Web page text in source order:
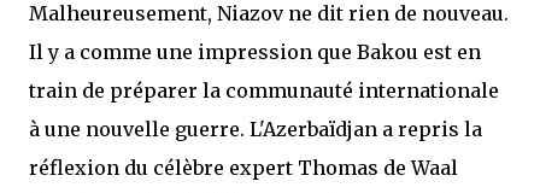
Malheureusement, Niazov ne dit rien de nouveau.
Il y a comme une impression que Bakou est en
train de préparer la communauté internationale
à une nouvelle guerre. L'Azerbaïdjan a repris la
réflexion du célèbre expert Thomas de Waal